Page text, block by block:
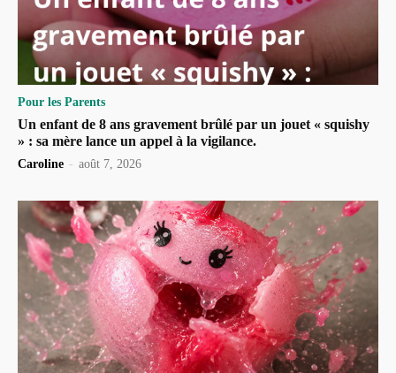
Pour les Parents
Un enfant de 8 ans gravement brûlé par un jouet « squishy
» : sa mère lance un appel à la vigilance.
Caroline - août 7, 2026